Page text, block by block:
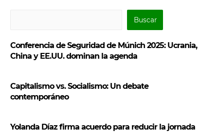
s
c
r
Buscar
Conferencia de Seguridad de Múnich 2025: Ucrania,
China y EE.UU. dominan la agenda
Capitalismo vs. Socialismo: Un debate
contemporáneo
Yolanda Díaz firma acuerdo para reducir la jornada